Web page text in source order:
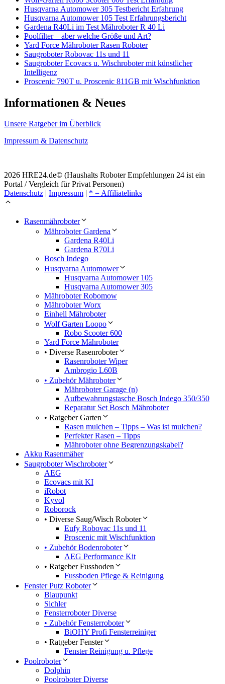
Husqvarna Automower 305 Testbericht Erfahrung
Husqvarna Automower 105 Test Erfahrungsbericht
Gardena R40Li im Test Mähroboter R 40 Li
Poolfilter – aber welche Größe und Art?
Yard Force Mähroboter Rasen Roboter
Saugroboter Robovac 11s und 11
Saugroboter Ecovacs u. Wischroboter mit künstlicher
Intelligenz
Proscenic 790T u. Proscenic 811GB mit Wischfunktion
Informationen & Neues
Unsere Ratgeber im Überblick
Impressum & Datenschutz
2026 HRE24.de© (Haushalts Roboter Empfehlungen 24 ist ein
Portal / Vergleich für Privat Personen)
Datenschutz | Impressum | * = Affiliatelinks
Rasenmähroboter
Mähroboter Gardena
Gardena R40Li
Gardena R70Li
Bosch Indego
Husqvarna Automower
Husqvarna Automower 105
Husqvarna Automower 305
Mähroboter Robomow
Mähroboter Worx
Einhell Mähroboter
Wolf Garten Loopo
Robo Scooter 600
Yard Force Mähroboter
• Diverse Rasenroboter
Rasenroboter Wiper
Ambrogio L60B
• Zubehör Mähroboter
Mähroboter Garage (n)
Aufbewahrungstasche Bosch Indego 350/350
Reparatur Set Bosch Mähroboter
• Ratgeber Garten
Rasen mulchen – Tipps – Was ist mulchen?
Perfekter Rasen – Tipps
Mähroboter ohne Begrenzungskabel?
Akku Rasenmäher
Saugroboter Wischroboter
AEG
Ecovacs mit KI
iRobot
Kyvol
Roborock
• Diverse Saug/Wisch Roboter
Eufy Robovac 11s und 11
Proscenic mit Wischfunktion
• Zubehör Bodenroboter
AEG Performance Kit
• Ratgeber Fussboden
Fussboden Pflege & Reinigung
Fenster Putz Roboter
Blaupunkt
Sichler
Fensterroboter Diverse
• Zubehör Fensterroboter
BiOHY Profi Fensterreiniger
• Ratgeber Fenster
Fenster Reinigung u. Pflege
Poolroboter
Dolphin
Poolroboter Diverse